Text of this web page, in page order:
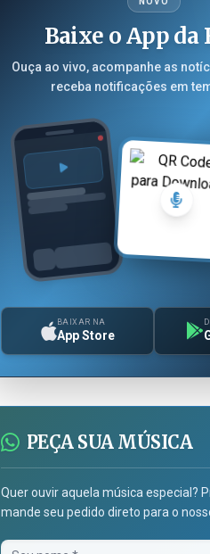
Baixe o App da
Ouça ao vivo, acompanhe as
receba notificações em
BAIXAR NA
App Store
PEÇA SUA MÚSICA
Quer ouvir aquela música especial?
mande seu pedido direto para o